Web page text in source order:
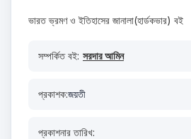
ভারত ভ্রমণ ও ইতিহাসের জানালা(হার্ডকভার) বই
সম্পর্কিত বই: সরদার আমিন
প্রকাশক:জয়তী
প্রকাশনার তারিখ: